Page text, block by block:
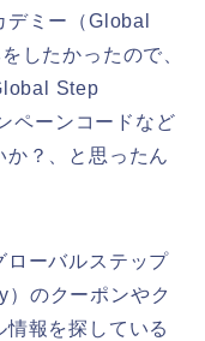
ミー（Global
したかったので、
Step
ペーンコードなど
？、と思ったん
ローバルステップ
のクーポンやク
報を探している